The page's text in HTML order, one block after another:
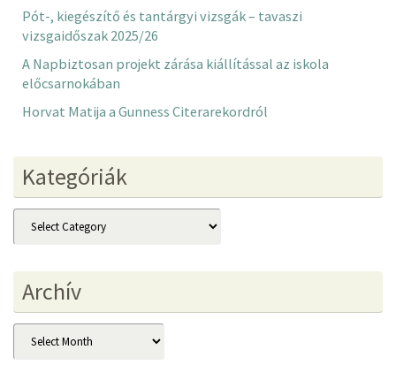
Pót-, kiegészítő és tantárgyi vizsgák – tavaszi
vizsgaidőszak 2025/26
A Napbiztosan projekt zárása kiállítással az iskola
előcsarnokában
Horvat Matija a Gunness Citerarekordról
Kategóriák
Kategóriák
Archív
Archív